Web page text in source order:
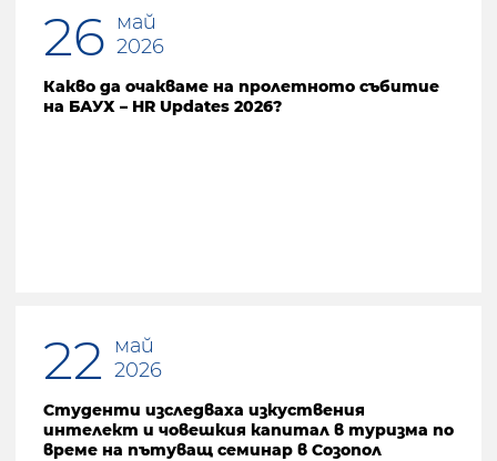
26 май
2026
Какво да очакваме на пролетното събитие
на БАУХ – HR Updates 2026?
22
май
2026
Студенти изследваха изкуствения
интелект и човешкия капитал в туризма по
време на пътуващ семинар в Созопол